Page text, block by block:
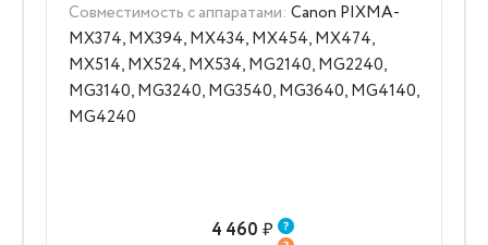
Совместимость с аппаратами: Canon PIXMA-
MX374, MX394, MX434, MX454, MX474,
MX514, MX524, MX534, MG2140, MG2240,
MG3140, MG3240, MG3540, MG3640, MG4140,
MG4240
4 460 ₽